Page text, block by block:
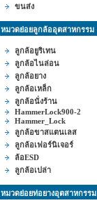
ขนส่ง
หมวดย่อยลูกล้ออุตสาหกรรม
ลูกล้อยูริเทน
ลูกล้อไนล่อน
ลูกล้อยาง
ลูกล้อเหล็ก
ลูกล้อนั่งร้าน
HammerLock900-2
Hammer_Lock
ลูกล้อขาสแตนเลส
ลูกล้อเฟอร์นิเจอร์
ล้อESD
ลูกล้อเปล่า
หมวดย่อยท่อยางอุตสาหกรรม